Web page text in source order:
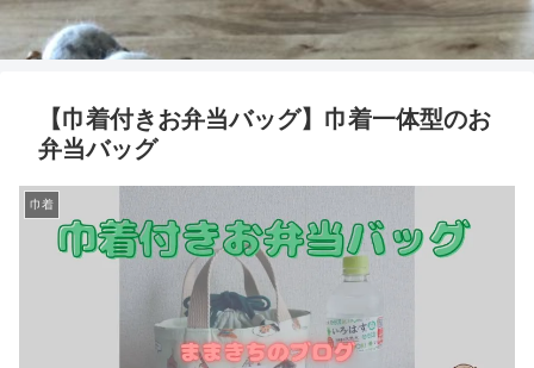
【巾着付きお弁当バッグ】巾着一体型のお
弁当バッグ
巾着